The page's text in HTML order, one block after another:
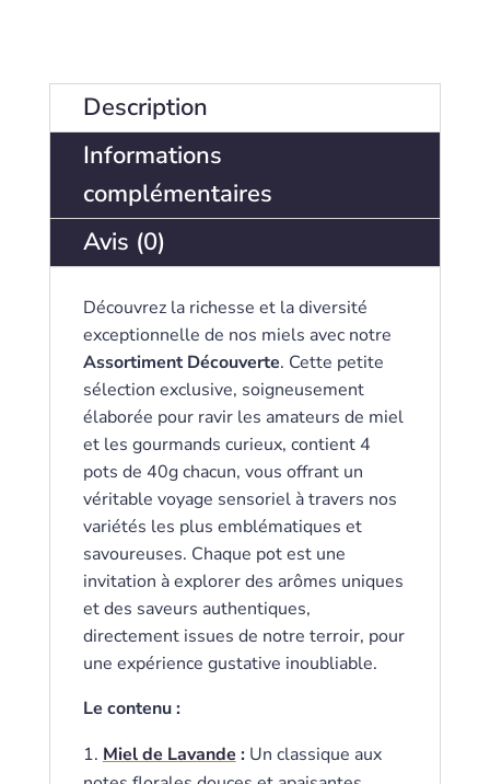
Description
Informations
complémentaires
Avis (0)
Découvrez la richesse et la diversité
exceptionnelle de nos miels avec notre
Assortiment Découverte. Cette petite
sélection exclusive, soigneusement
élaborée pour ravir les amateurs de miel
et les gourmands curieux, contient 4
pots de 40g chacun, vous offrant un
véritable voyage sensoriel à travers nos
variétés les plus emblématiques et
savoureuses. Chaque pot est une
invitation à explorer des arômes uniques
et des saveurs authentiques,
directement issues de notre terroir, pour
une expérience gustative inoubliable.
Le contenu :
Miel de Lavande : Un classique aux